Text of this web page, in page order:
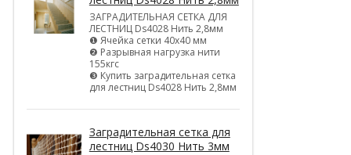
ЗАГРАДИТЕЛЬНАЯ СЕТКА ДЛЯ
ЛЕСТНИЦ Ds4028 Нить 2,8мм
❶ Ячейка сетки 40х40 мм
❷ Разрывная нагрузка нити
155кгс
❸ Купить заградительная сетка
для лестниц Ds4028 Нить 2,8мм
Заградительная сетка для
лестниц Ds4030 Нить 3мм